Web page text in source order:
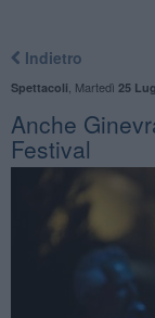
Indietro
Spettacoli Martedì 25
Anche
Festival